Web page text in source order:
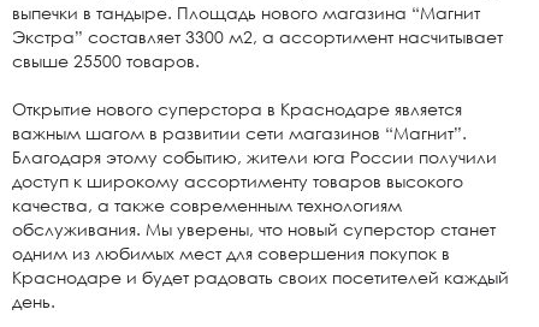
выпечки в тандыре. Площадь нового магазина “Магнит
Экстра” составляет 3300 м2, а ассортимент насчитывает
свыше 25500 товаров.
Открытие нового суперстора в Краснодаре является
важным шагом в развитии сети магазинов “Магнит”.
Благодаря этому событию, жители юга России получили
доступ к широкому ассортименту товаров высокого
качества, а также современным технологиям
обслуживания. Мы уверены, что новый суперстор станет
одним из любимых мест для совершения покупок в
Краснодаре и будет радовать своих посетителей каждый
день.